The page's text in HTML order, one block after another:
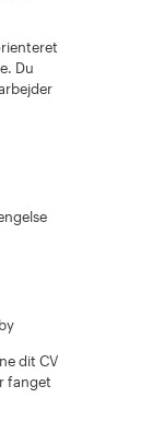
Du
dit CV
fanget